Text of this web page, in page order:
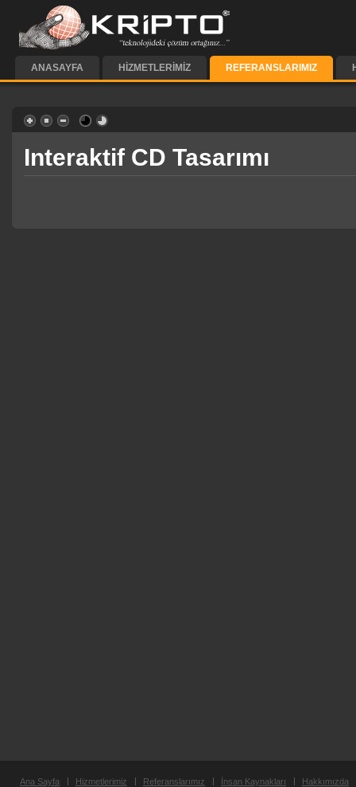
ANASAYFA HIZMETLERIMIZ REFERANSLARIMIZ
Interaktif CD Tasarımı
Ana Sayfa Hizmetlerimiz Referanslarımız İnsan Kaynakları
Hakkımızda